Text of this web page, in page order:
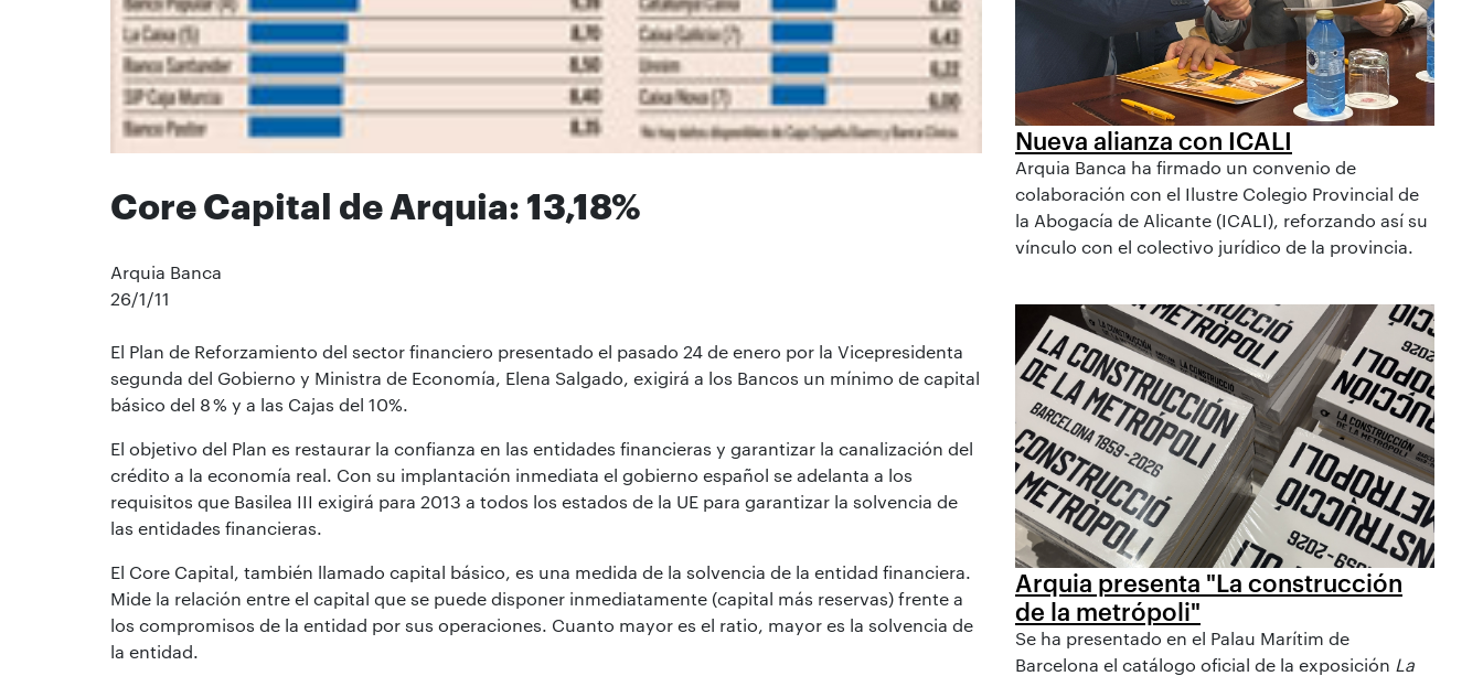
Core Capital de Arquia: 13,18%
Arquia Banca
26/1/11
El Plan de Reforzamiento del sector financiero presentado el pasado 24 de enero por la Vicepresidenta
segunda del Gobierno y Ministra de Economía, Elena Salgado, exigirá a los Bancos un mínimo de capital
básico del 8 % y a las Cajas del 10%.
El objetivo del Plan es restaurar la confianza en las entidades financieras y garantizar la canalización del
crédito a la economía real. Con su implantación inmediata el gobierno español se adelanta a los
requisitos que Basilea III exigirá para 2013 a todos los estados de la UE para garantizar la solvencia de
las entidades financieras.
El Core Capital, también llamado capital básico, es una medida de la solvencia de la entidad financiera.
Mide la relación entre el capital que se puede disponer inmediatamente (capital más reservas) frente a
los compromisos de la entidad por sus operaciones. Cuanto mayor es el ratio, mayor es la solvencia de
la entidad.
Nueva alianza con ICALI
Arquia Banca ha firmado un convenio de
colaboración con el Ilustre Colegio Provincial de
la Abogacía de Alicante (ICALI), reforzando así su
vínculo con el colectivo jurídico de la provincia.
Arquia presenta "La construcción
de la metrópoli"
Se ha presentado en el Palau Marítim de
Barcelona el catálogo oficial de la exposición La